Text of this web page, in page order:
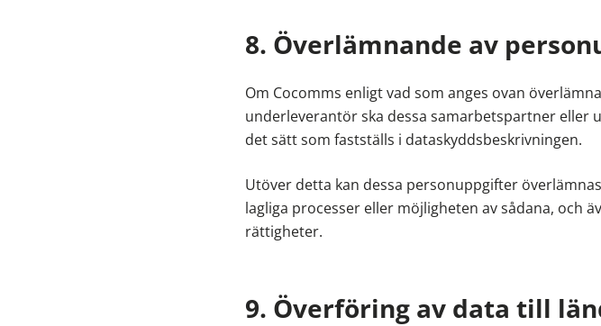
8. Överlämnande av
Om Cocomms enligt vad som anges ovan
underleverantör ska dessa samarbetspartner
det sätt som fastställs i dataskyddsbeskrivningen.
Utöver detta kan dessa personuppgifter
lagliga processer eller möjligheten av sådana, och
rättigheter.
9. Överföring av data till